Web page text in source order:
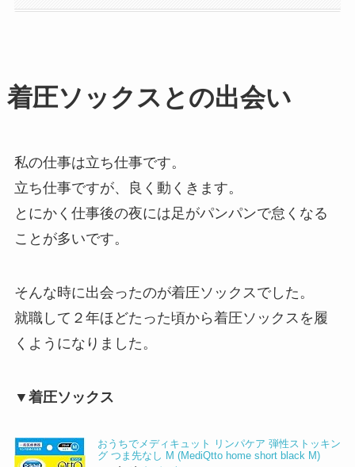
着圧ソックスとの出会い
私の仕事は立ち仕事です。
立ち仕事ですが、良く動くきます。
とにかく仕事後の夜には足がパンパンで怠くなる
ことが多いです。
そんな時に出会ったのが着圧ソックスでした。
就職して２年ほどたった頃から着圧ソックスを履
くようになりました。
▼着圧ソックス
おうちでメディキュット リンパケア 弾性ストッキン
グ つま先なし M (MediQtto home short black M)